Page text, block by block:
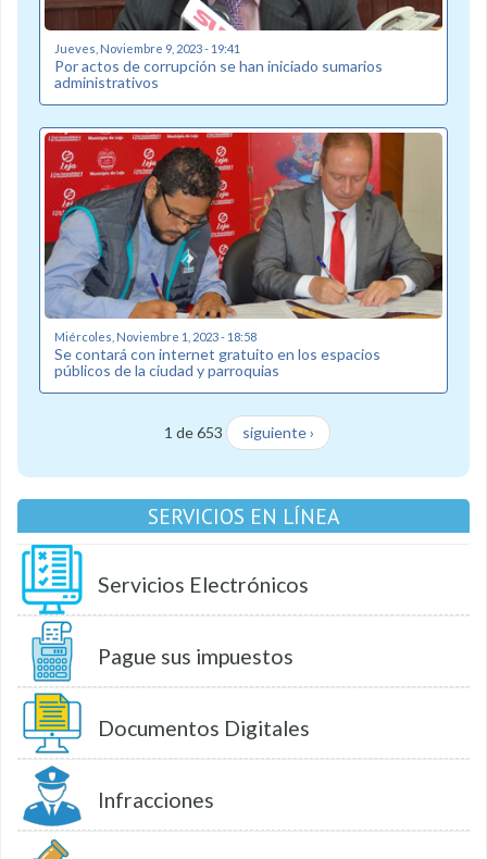
Jueves, Noviembre 9, 2023 - 19:41
Por actos de corrupción se han iniciado sumarios
administrativos
Miércoles, Noviembre 1, 2023 - 18:58
Se contará con internet gratuito en los espacios
públicos de la ciudad y parroquias
1 de 653 siguiente ›
SERVICIOS EN LÍNEA
Servicios Electrónicos
Pague sus impuestos
Documentos Digitales
Infracciones